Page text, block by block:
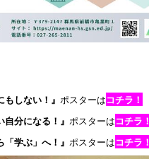
しない！』 ポスターはコチラ！
分になる！』 ポスターはコチラ！
学ぶ」へ！』 ポスターはコチラ！